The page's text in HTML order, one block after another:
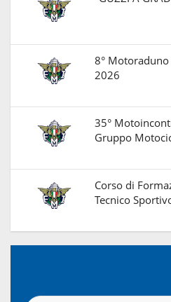
8°
2026
35°
Gruppo
Corso di
Tecnico